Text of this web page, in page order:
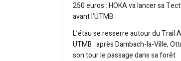
250 euros : HOKA va lancer sa
avant l’UTMB
L’étau se resserre autour du Trail
UTMB : après Dambach-la-Ville,
son tour le passage dans sa forêt